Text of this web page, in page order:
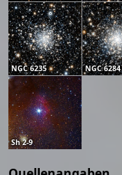
NGC 6235 NGC 6284
Sh 2-9